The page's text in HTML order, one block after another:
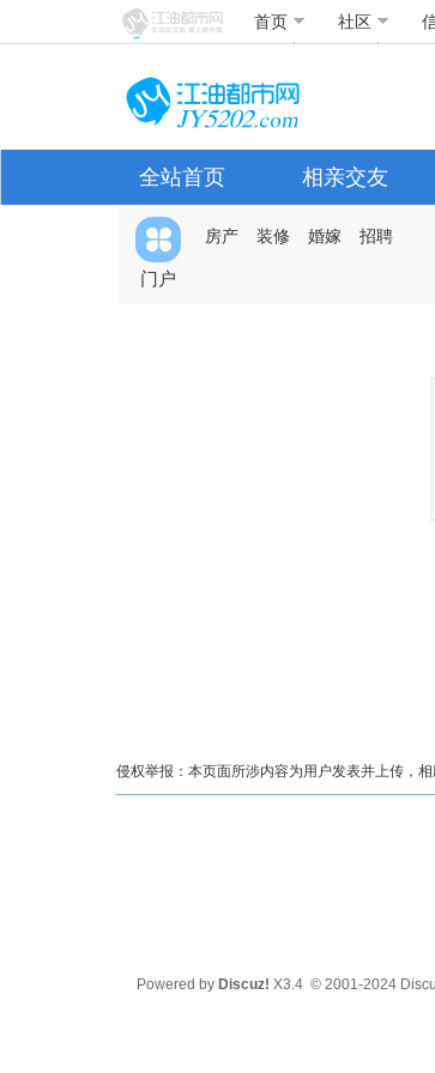
首页 社区
全站首页 相亲交友
门户
房产 装修 婚嫁 招聘
侵权举报：本页面所涉内容为用户发表并上传，
Powered by Discuz! X3.4© 2001-2024